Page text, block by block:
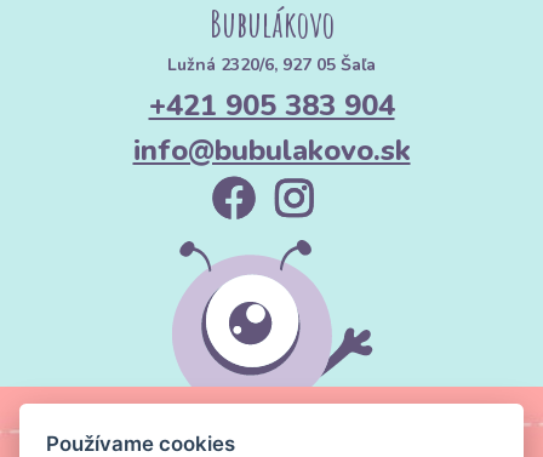
Bubulákovo
Lužná 2320/6, 927 05 Šaľa
+421 905 383 904
info@bubulakovo.sk
Používame cookies